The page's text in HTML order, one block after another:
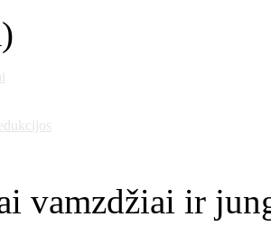
vamzdžiai ir